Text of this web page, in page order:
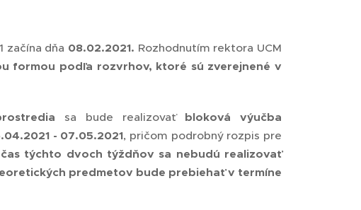
začína dňa 08.02.2021. Rozhodnutím rektora UCM
formou podľa rozvrhov, ktoré sú zverejnené v
sa bude realizovať bloková výučba
.04.2021 - 07.05.2021, pričom podrobný rozpis pre
týchto dvoch týždňov sa nebudú realizovať
predmetov bude prebiehať v termíne